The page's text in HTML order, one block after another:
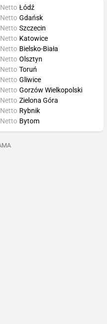
Netto Łódź
Netto Gdańsk
Netto Szczecin
Netto Katowice
Netto Bielsko-Biała
Netto Olsztyn
Netto Toruń
Netto Gliwice
Netto Gorzów Wielkopolski
Netto Zielona Góra
Netto Rybnik
Netto Bytom